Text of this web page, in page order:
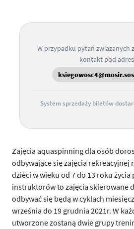
W przypadku pytań związanych
kontakt pod
System sprzedaży biletów
Zajęcia aquaspinning dla osób
odbywające się zajęcia rekreacyjnej
dzieci w wieku od 7 do 13 roku
instruktorów to zajęcia skierowane
odbywać się będą w cyklach
września do 19 grudnia 2021r. W
utworzone zostaną dwie grupy